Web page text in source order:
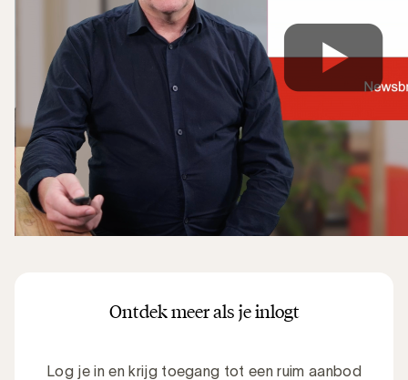
Ontdek meer als je inlogt
Log je in en krijg toegang tot een ruim aanbod